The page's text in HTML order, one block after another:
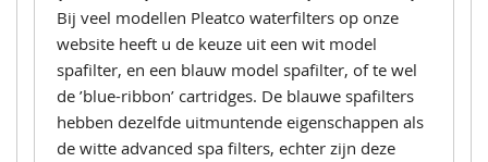
Bij veel modellen Pleatco waterfilters op onze
website heeft u de keuze uit een wit model
spafilter, en een blauw model spafilter, of te wel
de ’blue-ribbon’ cartridges. De blauwe spafilters
hebben dezelfde uitmuntende eigenschappen als
de witte advanced spa filters, echter zijn deze